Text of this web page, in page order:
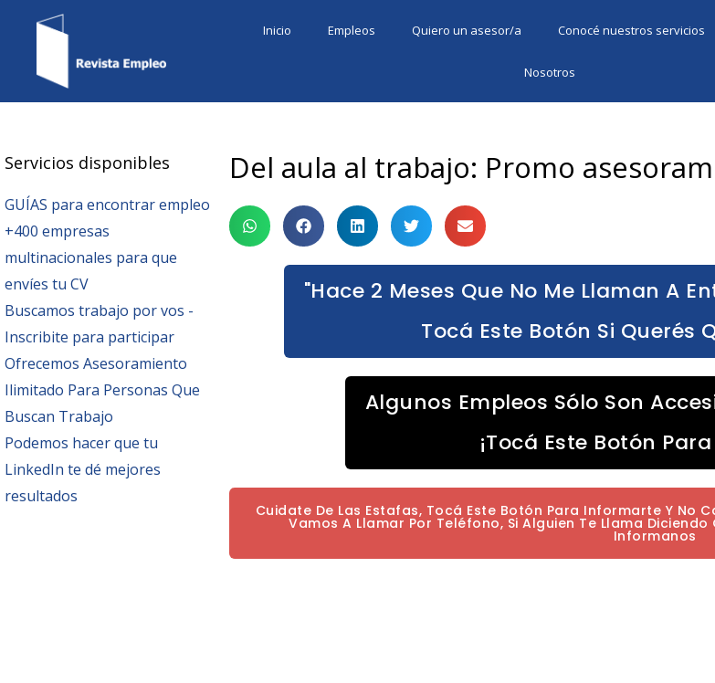
Inicio Empleos Quiero un asesor/a Conocé nuestros servicios
Nosotros
Servicios disponibles
GUÍAS para encontrar empleo
+400 empresas
multinacionales para que
envíes tu CV
Buscamos trabajo por vos -
Inscribite para participar
Ofrecemos Asesoramiento
Ilimitado Para Personas Que
Buscan Trabajo
Podemos hacer que tu
LinkedIn te dé mejores
resultados
Del aula al trabajo: Promo
"Hace 2 Meses Que No Me Llaman A
Tocá Este Botón Si Querés
Algunos Empleos Sólo Son
¡Tocá Este Botón
Cuidate De Las Estafas, Tocá Este Botón Para Informarte Y No
Vamos A Llamar Por Teléfono, Si Alguien Te Llama
Informanos